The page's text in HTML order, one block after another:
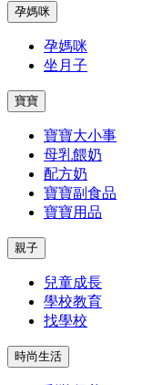
孕媽咪
孕媽咪
坐月子
寶寶
寶寶大小事
母乳餵奶
配方奶
寶寶副食品
寶寶用品
親子
兒童成長
學校教育
找學校
時尚生活